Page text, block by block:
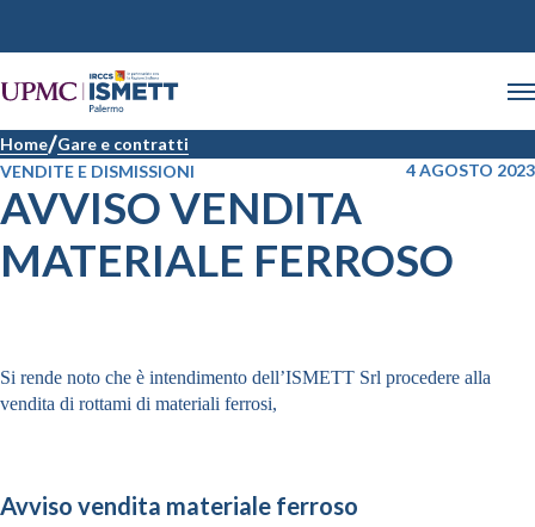
Home Gare e contratti
VENDITE E DISMISSIONI
4 AGOSTO 2023
AVVISO VENDITA
MATERIALE FERROSO
Si rende noto che è intendimento dell’ISMETT Srl procedere alla
vendita di rottami di materiali ferrosi,
Avviso vendita materiale ferroso